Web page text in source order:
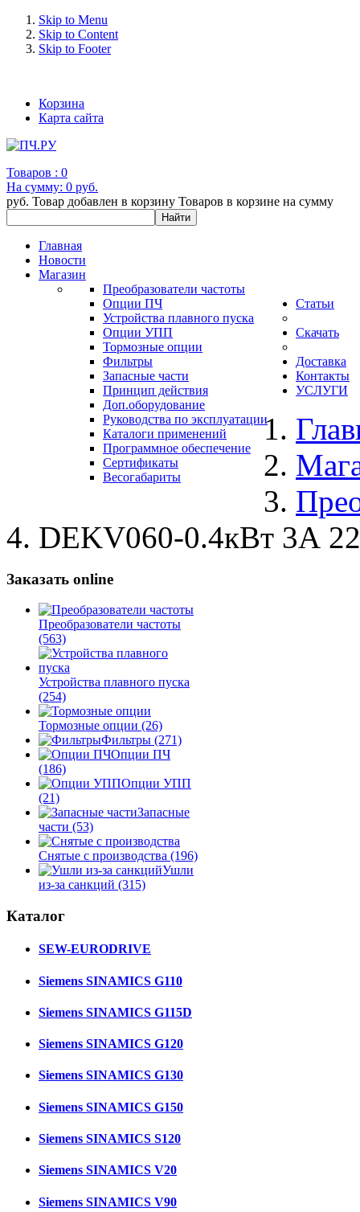
Skip to Menu
Skip to Content
Skip to Footer
Корзина
Карта сайта
Товаров : 0
На сумму: 0 руб.
руб. Товар добавлен в корзину Товаров в корзине на сумму
Главная
Новости
Магазин
Преобразователи частоты
Опции ПЧ
Устройства плавного пуска
Опции УПП
Тормозные опции
Фильтры
Запасные части
Статьи
Принцип действия
Доп.оборудование
Скачать
Руководства по эксплуатации
Каталоги применений
Программное обеспечение
Сертификаты
Весогабариты
Доставка
Контакты
УСЛУГИ
DEKV060-0.4кВт 3А
Заказать online
Преобразователи частоты
(563)
Устройства плавного пуска
(254)
Тормозные опции (26)
Фильтры (271)
Опции ПЧ
(186)
Опции УПП
(21)
Запасные
части (53)
Снятые с производства (196)
Ушли
из-за санкций (315)
Каталог
SEW-EURODRIVE
Siemens SINAMICS G110
Siemens SINAMICS G115D
Siemens SINAMICS G120
Siemens SINAMICS G130
Siemens SINAMICS G150
Siemens SINAMICS S120
Siemens SINAMICS V20
Siemens SINAMICS V90